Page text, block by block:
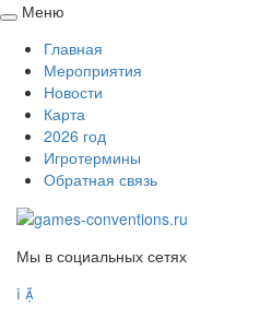
Свернуть
развернуть
Меню
Главная
Мероприятия
Новости
Карта
2026 год
Игротермины
Обратная связь
Мы в социальных сетях
 